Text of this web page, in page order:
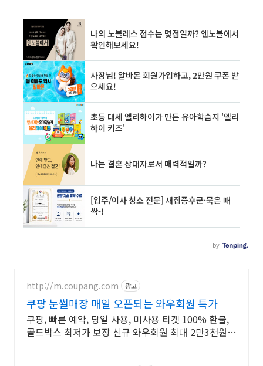
http://m.coupang.com 광고
쿠팡 눈썰매장 매일 오픈되는 와우회원 특가
쿠팡, 빠른 예약, 당일 사용, 미사용 티켓 100% 환불,
골드박스 최저가 보장 신규 와우회원 최대 2만3천원